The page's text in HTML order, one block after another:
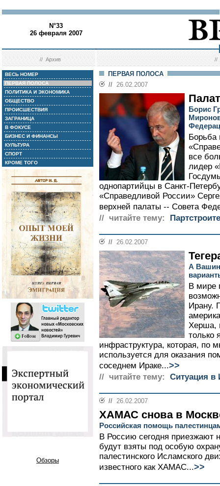
N°33
26 февраля 2007
//Архив //
ВЕСЬ НОМЕР
ПЕРВАЯ ПОЛОСА
ПОЛИТИКА И ЭКОНОМИКА
ОБЩЕСТВО
ПРОИСШЕСТВИЯ
ЗАГРАНИЦА
В ФОКУСЕ
БИЗНЕС И ФИНАНСЫ
КУЛЬТУРА
СПОРТ
КРОМЕ ТОГО
Обзоры
ПЕРВАЯ ПОЛОСА
// 26.02.2007
Борис
Борьба
все
лидер
однопартийцы в Санкт-
«Справедливой России»
верхней палаты -- Совета
// читайте тему:
// 26.02.2007
А
В мире
Ирану.
Херша,
только
инфраструктура, которая, по
используется для оказания
соседнем Ираке...>>
// читайте тему: Ситуация в
// 26.02.2007
ХАМАС снова в
Российская помощь
В Россию сегодня приезжают
будут взяты под особую
палестинского Исламского
известного как ХАМАС...>>